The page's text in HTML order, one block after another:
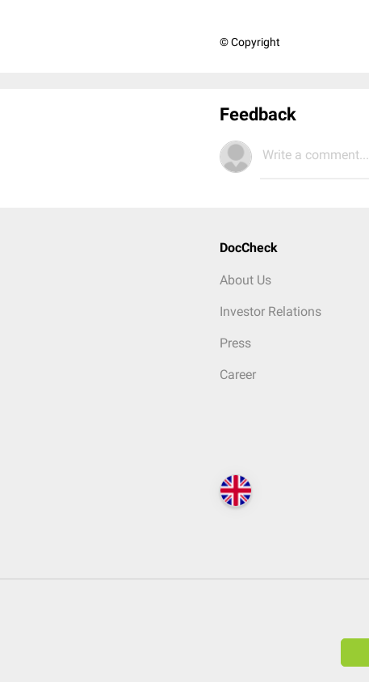
© Copyright
Feedback
Write a comment...
DocCheck
About Us
Investor Relations
Press
Career